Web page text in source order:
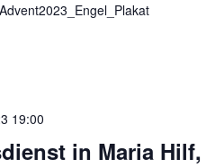
in Maria
19:00